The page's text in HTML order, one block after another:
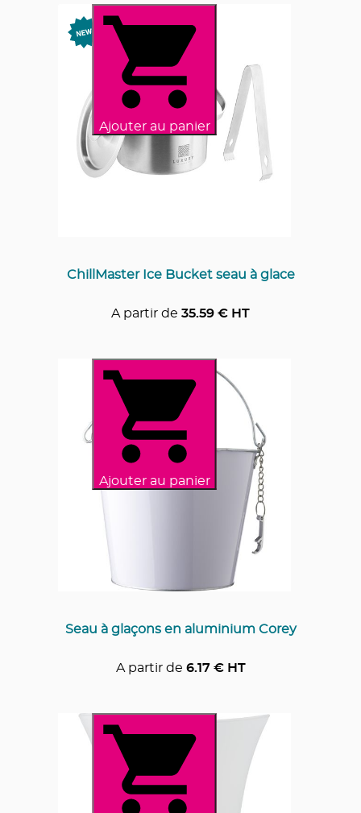
Ajouter au panier
ChillMaster Ice Bucket seau à glace
A partir de 35.59 € HT
Ajouter au panier
Seau à glaçons en aluminium Corey
A partir de 6.17€ HT